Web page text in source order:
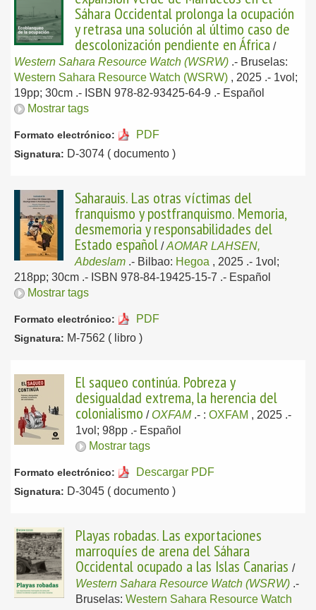
Sáhara Occidental prolonga la ocupación
y retrasa una solución al último caso de
descolonización pendiente en África /
Western Sahara Resource Watch (WSRW) .- Bruselas:
Western Sahara Resource Watch (WSRW) , 2025 .- 1vol;
19pp; 30cm .- ISBN 978-82-93425-64-9 .- Español
Mostrar tags
Formato electrónico: PDF
Signatura: D-3074 ( documento )
Saharauis. Las otras víctimas del
franquismo y postfranquismo. Memoria,
desmemoria y responsabilidades del
Estado español /AOMAR LAHSEN,
Abdeslam .- Bilbao: Hegoa , 2025 .- 1vol;
218pp; 30cm .- ISBN 978-84-19425-15-7 .- Español
Mostrar tags
Formato electrónico: PDF
Signatura: M-7562 ( libro )
El saqueo continúa. Pobreza y
desigualdad extrema, la herencia del
colonialismo / OXFAM .- : OXFAM , 2025 .-
1vol; 98pp .- Español
Mostrar tags
Formato electrónico: Descargar PDF
Signatura: D-3045 ( documento )
Playas robadas. Las exportaciones
marroquíes de arena del Sáhara
Occidental ocupado a las Islas Canarias /
Western Sahara Resource Watch (WSRW) .-
Bruselas: Western Sahara Resource Watch